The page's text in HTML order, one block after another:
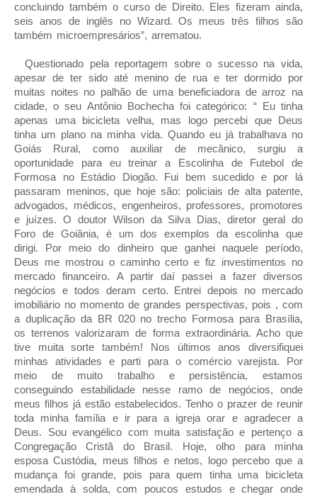
concluindo também o curso de Direito. Eles fizeram ainda,
seis anos de inglês no Wizard. Os meus três filhos são
também microempresários”, arrematou.
Questionado pela reportagem sobre o sucesso na vida,
apesar de ter sido até menino de rua e ter dormido por
muitas noites no palhão de uma beneficiadora de arroz na
cidade, o seu Antônio Bochecha foi categórico: “ Eu tinha
apenas uma bicicleta velha, mas logo percebi que Deus
tinha um plano na minha vida. Quando eu já trabalhava no
Goiás Rural, como auxiliar de mecânico, surgiu a
oportunidade para eu treinar a Escolinha de Futebol de
Formosa no Estádio Diogão. Fui bem sucedido e por lá
passaram meninos, que hoje são: policiais de alta patente,
advogados, médicos, engenheiros, professores, promotores
e juízes. O doutor Wilson da Silva Dias, diretor geral do
Foro de Goiânia, é um dos exemplos da escolinha que
dirigi. Por meio do dinheiro que ganhei naquele período,
Deus me mostrou o caminho certo e fiz investimentos no
mercado financeiro. A partir daí passei a fazer diversos
negócios e todos deram certo. Entrei depois no mercado
imobiliário no momento de grandes perspectivas, pois , com
a duplicação da BR 020 no trecho Formosa para Brasília,
os terrenos valorizaram de forma extraordinária. Acho que
tive muita sorte também! Nos últimos anos diversifiquei
minhas atividades e parti para o comércio varejista. Por
meio de muito trabalho e persistência, estamos
conseguindo estabilidade nesse ramo de negócios, onde
meus filhos já estão estabelecidos. Tenho o prazer de reunir
toda minha família e ir para a igreja orar e agradecer a
Deus. Sou evangélico com muita satisfação e pertenço a
Congregação Cristã do Brasil. Hoje, olho para minha
esposa Custódia, meus filhos e netos, logo percebo que a
mudança foi grande, pois para quem tinha uma bicicleta
emendada à solda, com poucos estudos e chegar onde